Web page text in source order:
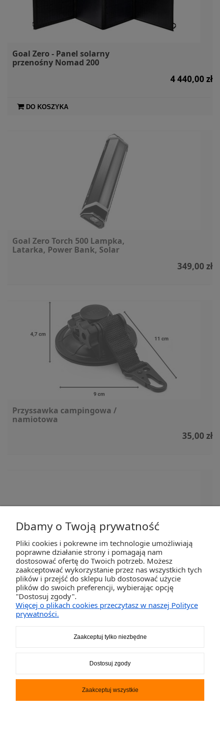
Goal Zero - Panel solarny
przenośny Nomad 200
4 440,00 zł
DO KOSZYKA
Goal Zero Torch 500 Lampka,
Latarka, Power Bank, Solar
349,00 zł
Przyssawka campingowa /
namiotowa
35,00 zł
podłoga do 410 GT HOME
850,00 zł
Dbamy o Twoją prywatność
Pliki cookies i pokrewne im technologie umożliwiają
poprawne działanie strony i pomagają nam
dostosować ofertę do Twoich potrzeb. Możesz
zaakceptować wykorzystanie przez nas wszystkich tych
plików i przejść do sklepu lub dostosować użycie
plików do swoich preferencji, wybierając opcję
"Dostosuj zgody".
Więcej o plikach cookies przeczytasz w naszej Polityce
prywatności.
Zaakceptuj tylko niezbędne
Dostosuj zgody
Zaakceptuj wszystkie